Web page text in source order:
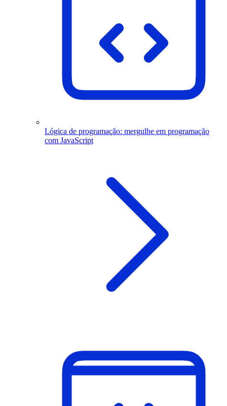
Lógica de programação: mergulhe em programação
com JavaScript